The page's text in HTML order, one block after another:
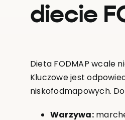
diecie
Dieta FODMAP wcale
Kluczowe jest
niskofodmapowych.
Warzywa: